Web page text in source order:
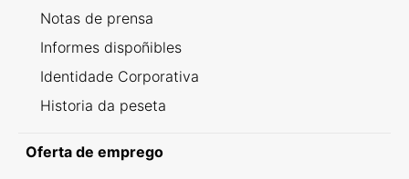
Notas de prensa
Informes dispoñibles
Identidade Corporativa
Historia da peseta
Oferta de emprego